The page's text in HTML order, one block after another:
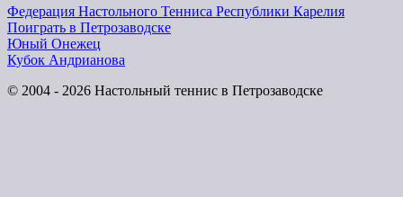
Федерация Настольного Тенниса Республики Карелия
Поиграть в Петрозаводске
Юный Онежец
Кубок Андрианова
© 2004 - 2026 Настольный теннис в Петрозаводске